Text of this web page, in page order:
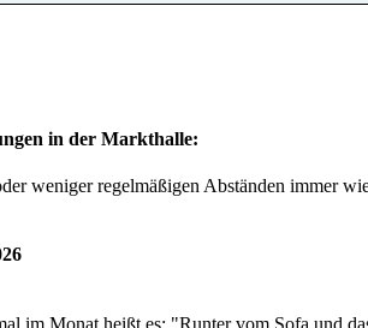
in der Markthalle:
weniger regelmäßigen Abständen immer
im Monat heißt es: "Runter vom Sofa und